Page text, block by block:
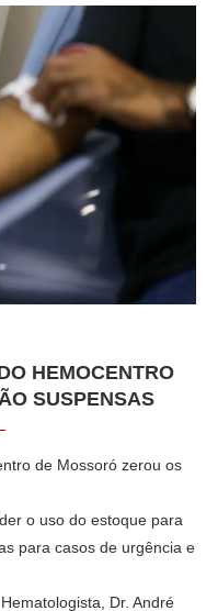
HEMOCENTRO
SUSPENSAS
de Mossoró zerou os
o uso do estoque para
para casos de urgência e
Dr. André